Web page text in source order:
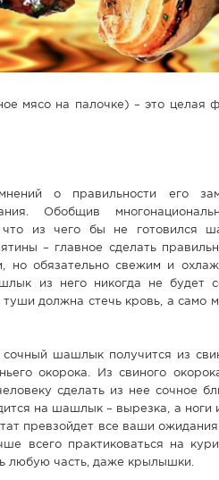
мясо на палочке) – это целая
о правильности его
Обобщив
что из чего бы не готовился
– главное сделать
обязательно свежим и
из него никогда не будет
должна стечь кровь, а само
шашлык получится из
окорока. Из свиного
сделать из нее сочное
на шашлык – вырезка, а ноги
превзойдет все ваши
всего практиковаться на
любую часть, даже крылышки.